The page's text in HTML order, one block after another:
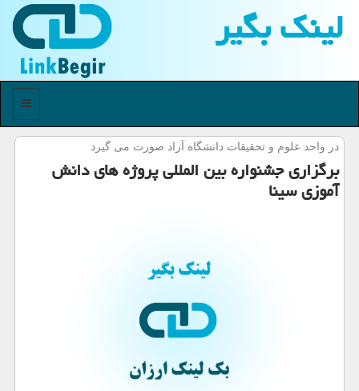
لینك بگیر
منو
در واحد علوم و تحقیقات دانشگاه آزاد صورت می گیرد
برگزاری جشنواره بین المللی پروژه های دانش
آموزی سینا